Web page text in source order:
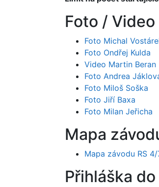
Foto / Video
Foto Michal
Foto Ondřej Kulda
Video Martin Beran
Foto Andrea
Foto Miloš Soška
Foto Jiří Baxa
Foto Milan Jeřicha
Mapa
Mapa závodu RS 4/
Přihláška